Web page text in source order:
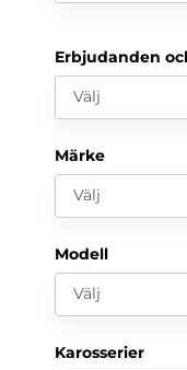
Erbjudanden
Välj
Märke
Välj
Modell
Välj
Karosserier